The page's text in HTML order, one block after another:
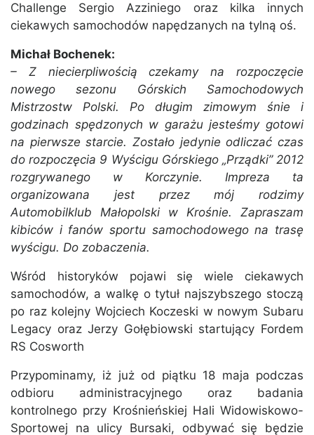
Challenge Sergio Azziniego oraz kilka innych
ciekawych samochodów napędzanych na tylną oś.
Michał Bochenek:
– Z niecierpliwością czekamy na rozpoczęcie
nowego sezonu Górskich Samochodowych
Mistrzostw Polski. Po długim zimowym śnie i
godzinach spędzonych w garażu jesteśmy gotowi
na pierwsze starcie. Zostało jedynie odliczać czas
do rozpoczęcia 9 Wyścigu Górskiego „Prządki” 2012
rozgrywanego w Korczynie. Impreza ta
organizowana jest przez mój rodzimy
Automobilklub Małopolski w Krośnie. Zapraszam
kibiców i fanów sportu samochodowego na trasę
wyścigu. Do zobaczenia.
Wśród historyków pojawi się wiele ciekawych
samochodów, a walkę o tytuł najszybszego stoczą
po raz kolejny Wojciech Koczeski w nowym Subaru
Legacy oraz Jerzy Gołębiowski startujący Fordem
RS Cosworth
Przypominamy, iż już od piątku 18 maja podczas
odbioru administracyjnego oraz badania
kontrolnego przy Krośnieńskiej Hali Widowiskowo-
Sportowej na ulicy Bursaki, odbywać się będzie